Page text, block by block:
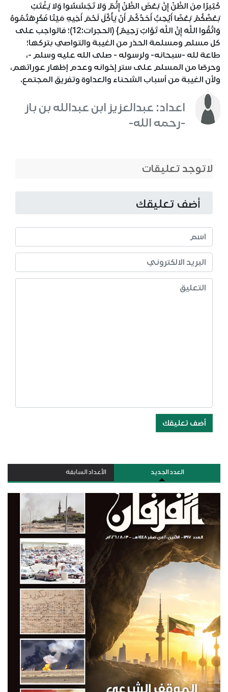
كَثِيرًا مِنَ الظَّنِّ إِنَّ بَعْضَ الظَّنِّ إِثْمٌ وَلا تَجَسَّسُوا وَلا يَغْتَبْ
بَعْضُكُمْ بَعْضًا أَيُحِبُّ أَحَدُكُمْ أَنْ يَأْكُلَ لَحْمَ أَخِيهِ مَيْتًا فَكَرِهْتُمُوهُ
وَاتَّقُوا اللَّهَ إِنَّ اللَّهَ تَوَّابٌ رَحِيمٌ} (الحجرات:12)؛ فالواجب على
كل مسلم ومسلمة الحذر من الغيبة والتواصي بتركها؛
طاعة لله -سبحانه- ولرسوله - صلى الله عليه وسلم -،
وحرصًا من المسلم على ستر إخوانه وعدم إظهار عوراتهم،
ولأن الغيبة من أسباب الشحناء والعداوة وتفريق المجتمع.
اعداد: عبدالعزيز ابن عبدالله بن باز
-رحمه الله-
لاتوجد تعليقات
أضف تعليقك
أضف تعليقك
العدد الجديد الأعداد السابقة